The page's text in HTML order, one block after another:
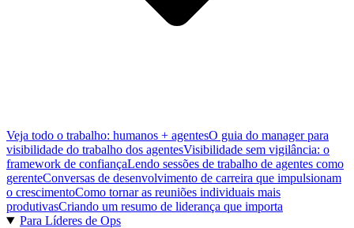
Veja todo o trabalho: humanos + agentesO guia do manager para
visibilidade do trabalho dos agentesVisibilidade sem vigilância: o
framework de confiançaLendo sessões de trabalho de agentes como
gerenteConversas de desenvolvimento de carreira que impulsionam
o crescimentoComo tornar as reuniões individuais mais
produtivasCriando um resumo de liderança que importa
Para Líderes de Ops